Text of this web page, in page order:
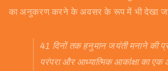
का अनुकरण करने के अवसर के रूप में भी देखा
41 दिनों तक हनुमान जयंती मनाने की
परंपरा और आध्यात्मिक आकांक्षा का एक